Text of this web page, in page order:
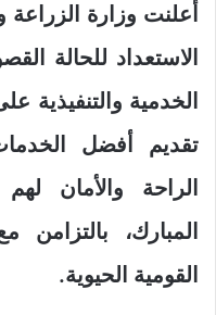
أعلنت وزارة
الاستعداد للحالة
الخدمية والتنفيذية
تقديم أفضل
الراحة والأمان
المبارك، بالتزامن
القومية الحيوية.